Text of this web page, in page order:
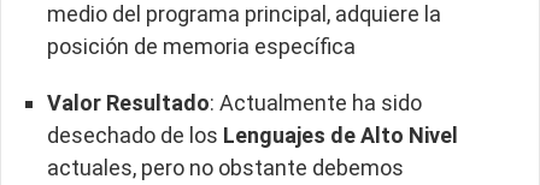
medio del programa principal, adquiere la
posición de memoria específica
Valor Resultado: Actualmente ha sido
desechado de los Lenguajes de Alto Nivel
actuales, pero no obstante debemos